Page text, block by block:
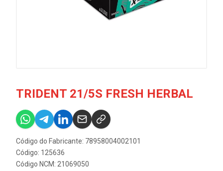
TRIDENT 21/5S FRESH HERBAL
Código do Fabricante: 78958004002101
Código: 125636
Código NCM: 21069050